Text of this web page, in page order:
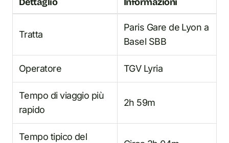
Tratta
Paris Gare de Lyon a
Basel SBB
Operatore TGV Lyria
Tempo di viaggio più
rapido
2h 59m
Tempo tipico del